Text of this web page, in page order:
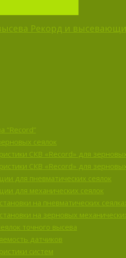
Рекорд и
“Record”
сеялок
СКВ «Record» для
СКВ «Record» для
для пневматических сеялок
для механических сеялок
на пневматических
на зерновых
точного высева
датчиков
систем